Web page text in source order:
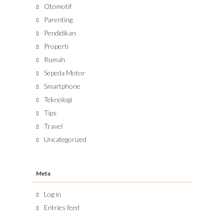
Otomotif
Parenting
Pendidikan
Properti
Rumah
Sepeda Motor
Smartphone
Teknologi
Tips
Travel
Uncategorized
Meta
Log in
Entries feed